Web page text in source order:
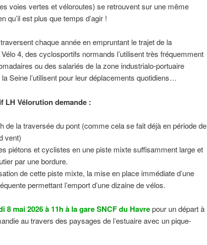
voies vertes et véloroutes) se retrouvent sur une même
qu’il est plus que temps d’agir !
chaque année en empruntant le trajet de la
4, des cyclosportifs normands l’utilisent très fréquemment
ou des salariés de la zone industrialo-portuaire
la Seine l’utilisent pour leur déplacements quotidiens…
LH Vélorution demande :
de la traversée du pont (comme cela se fait déjà en période de
vent)
piétons et cyclistes en une piste mixte suffisamment large et
par une bordure.
de cette piste mixte, la mise en place immédiate d’une
permettant l’emport d’une dizaine de vélos.
8 mai 2026 à 11h à la gare SNCF du Havrepour un départ à
au travers des paysages de l’estuaire avec un pique-